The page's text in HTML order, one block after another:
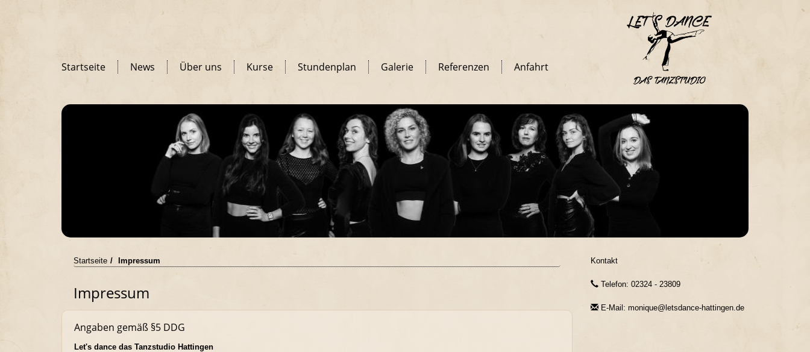
Startseite News Über uns Kurse Stundenplan Galerie Referenzen Anfahrt
Startseite Impressum
Impressum
Angaben gemäß §5 DDG
Let's dance das Tanzstudio Hattingen
Kontakt
Telefon: 02324 - 23809
E-Mail: monique@letsdance-hattingen.de